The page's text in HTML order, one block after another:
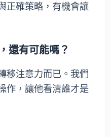
正確策略，有機會讓
還有可能嗎？
移注意力而已。我們
作，讓他看清誰才是